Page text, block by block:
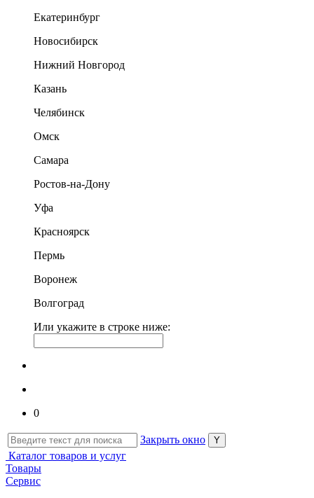
Екатеринбург
Новосибирск
Нижний Новгород
Казань
Челябинск
Омск
Самара
Ростов-на-Дону
Уфа
Красноярск
Пермь
Воронеж
Волгоград
Или укажите в строке ниже:
0
Закрыть окно
Каталог товаров и услуг
Товары
Сервис